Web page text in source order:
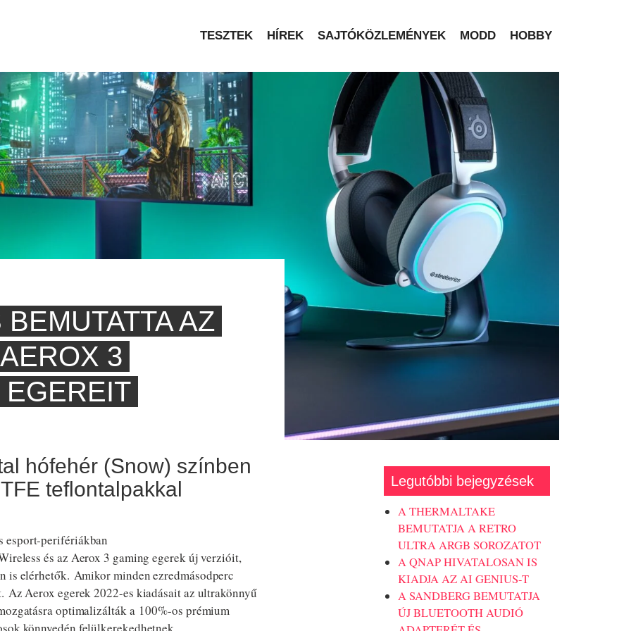
TESZTEK HÍREK SAJTÓKÖZLEMÉNYEK MODD HOBBY
AZ
3
hófehér (Snow) színben
teflontalpakkal
esport-perifériákban
és az Aerox 3 gaming egerek új verzióit,
is elérhetők. Amikor minden ezredmásodperc
Az Aerox egerek 2022-es kiadásait az ultrakönnyű
optimalizálták a 100%-os prémium
könnyedén felülkerekedhetnek
Legutóbbi bejegyzések
A THERMALTAKE
BEMUTATJA A RETRO
ULTRA ARGB SOROZATOT
A QNAP HIVATALOSAN IS
KIADJA AZ AI GENIUS-T
A SANDBERG BEMUTATJA
ÚJ BLUETOOTH AUDIÓ